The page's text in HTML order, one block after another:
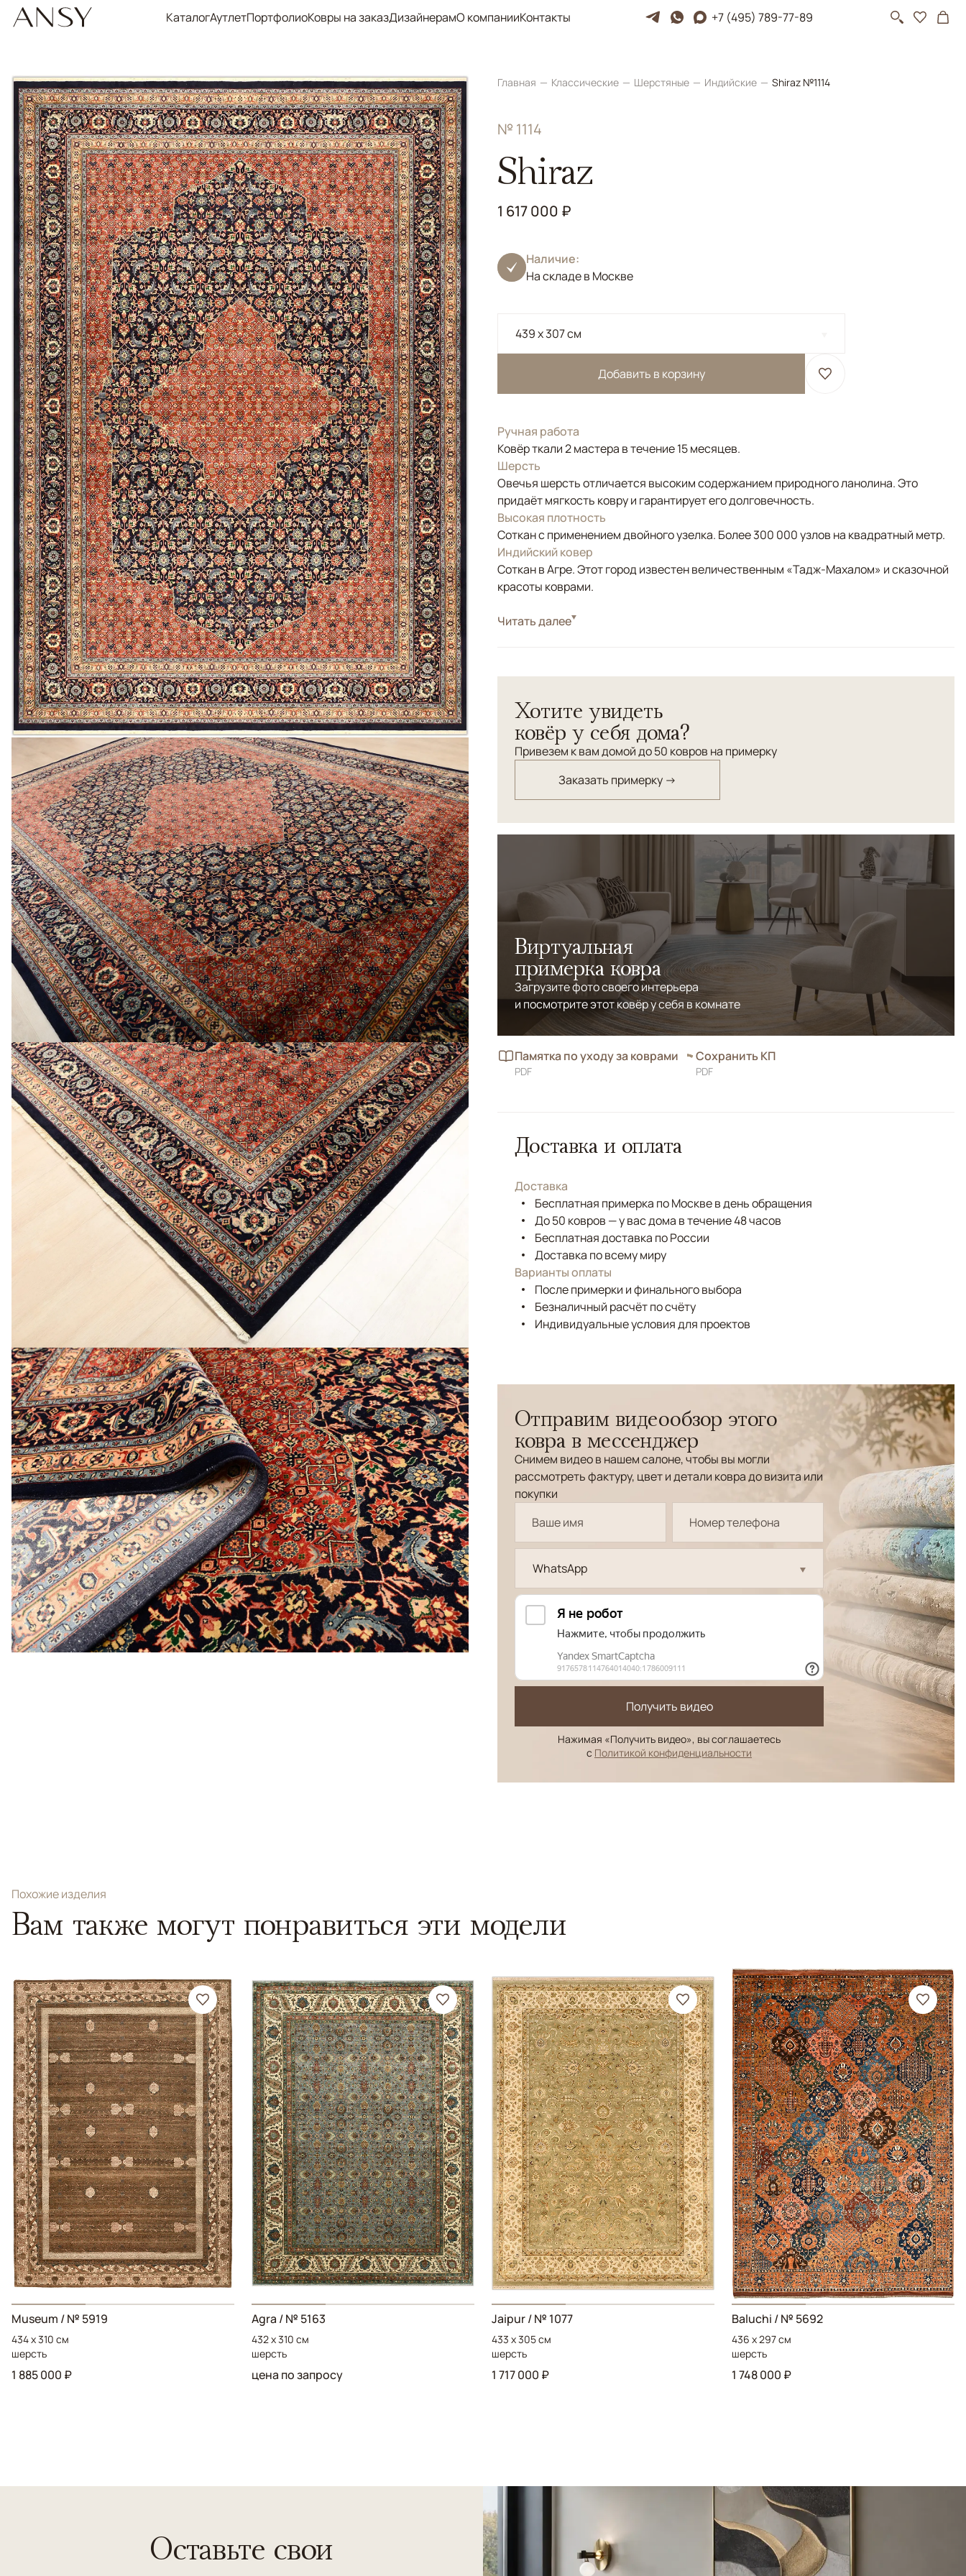
КаталогАутлетПортфолиоКовры на заказДизайнерамО компанииКонтакты +7 (495) 789-77-89
Главная Классические Шерстяные Индийские Shiraz №1114
№ 1114
Shiraz
1 617 000 ₽
Наличие:
На складе в Москве
439 x 307 см
Добавить в корзину
Ручная работа
Ковёр ткали 2 мастера в течение 15 месяцев.
Шерсть
Овечья шерсть отличается высоким содержанием природного ланолина. Это
придаёт мягкость ковру и гарантирует его долговечность.
Высокая плотность
Соткан с применением двойного узелка. Более 300 000 узлов на квадратный метр.
Индийский ковер
Соткан в Агре. Этот город известен величественным «Тадж-Махалом» и сказочной
красоты коврами.
СтильКлассические
персидский орнамент "Шираз", повтор выполнен в Агре.
Читать далее
Хотите увидеть
ковёр у себя дома?
Привезем к вам домой до 50 ковров на примерку
Заказать примерку →
Виртуальная
примерка ковра
Загрузите фото своего интерьера
и посмотрите этот ковёр у себя в комнате
Памятка по уходу за коврами
PDF
Сохранить КП
PDF
Доставка и оплата
Доставка
Бесплатная примерка по Москве в день обращения
До 50 ковров — у вас дома в течение 48 часов
Бесплатная доставка по России
Доставка по всему миру
Варианты оплаты
После примерки и финального выбора
Безналичный расчёт по счёту
Индивидуальные условия для проектов
Отправим видеообзор этого
ковра в мессенджер
Снимем видео в нашем салоне, чтобы вы могли
рассмотреть фактуру, цвет и детали ковра до визита или
покупки
WhatsApp
Получить видео
Нажимая «Получить видео», вы соглашаетесь
с Политикой конфиденциальности
Похожие изделия
Вам также могут понравиться эти модели
Museum / № 5919
434 x 310 см
шерсть
1 885 000 ₽
Agra / № 5163
432 x 310 см
шерсть
цена по запросу
Jaipur / № 1077
433 x 305 см
шерсть
1 717 000 ₽
Baluchi / № 5692
436 x 297 см
шерсть
1 748 000 ₽
Оставьте свои